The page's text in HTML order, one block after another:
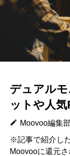
デュアル
ットや人
Moovoo編集部
※記事で紹介し
Moovooに還元さ